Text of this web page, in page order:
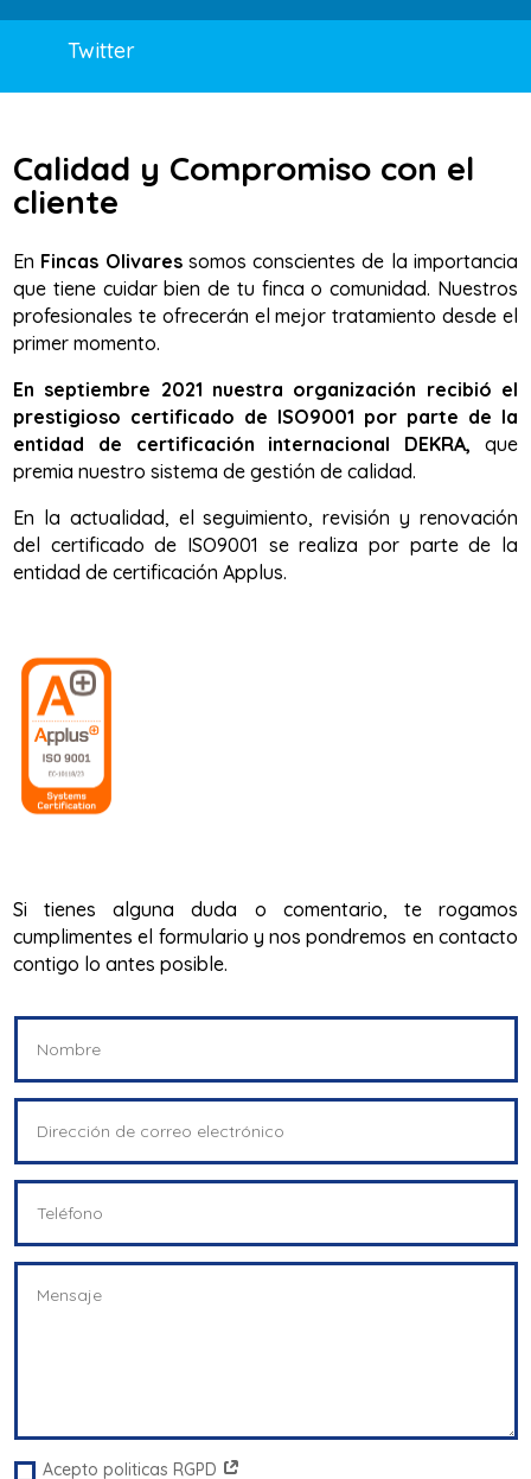
Twitter
Calidad y Compromiso con el
cliente
En Fincas Olivaressomos conscientes de la importancia
que tiene cuidar bien de tu finca o comunidad. Nuestros
profesionales te ofrecerán el mejor tratamiento desde el
primer momento.
En septiembre 2021 nuestra organización recibió el
prestigioso certificado de ISO9001 por parte de la
entidad de certificación internacional DEKRA, que
premia nuestro sistema de gestión de calidad.
En la actualidad, el seguimiento, revisión y renovación
del certificado de ISO9001 se realiza por parte de la
entidad de certificación Applus.
Si tienes alguna duda o comentario, te rogamos
cumplimentes el formulario y nos pondremos en contacto
contigo lo antes posible.
Acepto politicas RGPD